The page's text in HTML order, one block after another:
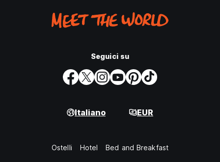
Seguici su
Italiano EUR
Ostelli Hotel Bed and Breakfast